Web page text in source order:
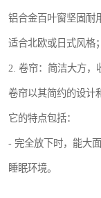
铝合金百叶窗坚固耐
适合北欧或日式风格
2. 卷帘：简洁大方，
卷帘以其简约的设计
它的特点包括：
- 完全放下时，能大
睡眠环境。